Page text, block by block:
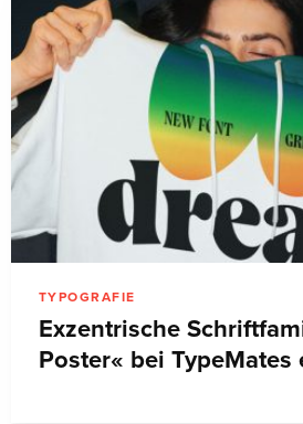
TYPOGRAFIE
Exzentrische
Poster« bei TypeMates